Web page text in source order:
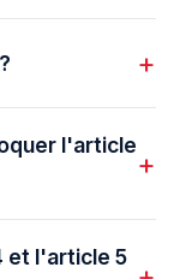
l'article
et l'article 5